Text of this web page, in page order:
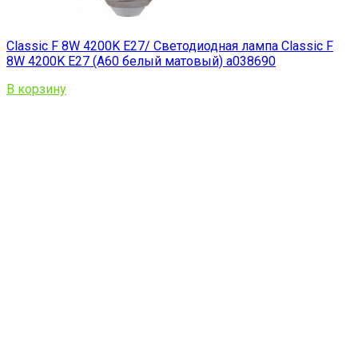
Classic F 8W 4200K E27/ Светодиодная лампа Classic F
8W 4200K E27 (A60 белый матовый) a038690
В корзину